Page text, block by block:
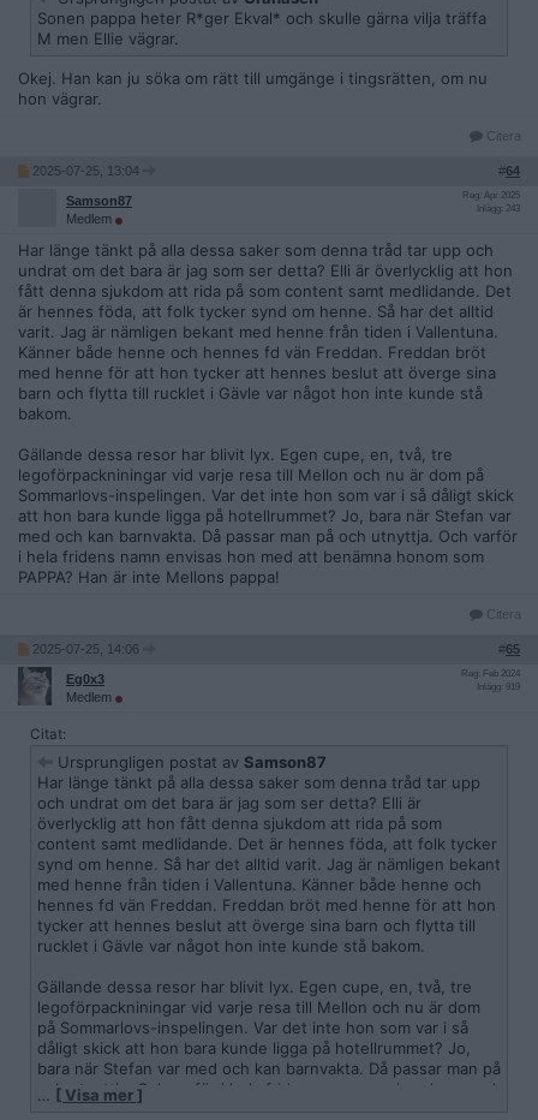
Sonen pappa heter R*ger Ekval* och skulle gärna vilja träffa
M men Ellie vägrar.
Okej. Han kan ju söka om rätt till umgänge i tingsrätten, om nu
hon vägrar.
Citera
2025-07-25, 13:04 #64
Samson87
Medlem
Reg: Apr 2025
Inlägg: 243
Har länge tänkt på alla dessa saker som denna tråd tar upp och
undrat om det bara är jag som ser detta? Elli är överlycklig att hon
fått denna sjukdom att rida på som content samt medlidande. Det
är hennes föda, att folk tycker synd om henne. Så har det alltid
varit. Jag är nämligen bekant med henne från tiden i Vallentuna.
Känner både henne och hennes fd vän Freddan. Freddan bröt
med henne för att hon tycker att hennes beslut att överge sina
barn och flytta till rucklet i Gävle var något hon inte kunde stå
bakom.
Gällande dessa resor har blivit lyx. Egen cupe, en, två, tre
legoförpackniningar vid varje resa till Mellon och nu är dom på
Sommarlovs-inspelingen. Var det inte hon som var i så dåligt skick
att hon bara kunde ligga på hotellrummet? Jo, bara när Stefan var
med och kan barnvakta. Då passar man på och utnyttja. Och varför
i hela fridens namn envisas hon med att benämna honom som
PAPPA? Han är inte Mellons pappa!
Citera
2025-07-25, 14:06 #65
Eg0x3
Medlem
Reg: Feb 2024
Inlägg: 919
Citat:
Ursprungligen postat av Samson87
Har länge tänkt på alla dessa saker som denna tråd tar upp
och undrat om det bara är jag som ser detta? Elli är
överlycklig att hon fått denna sjukdom att rida på som
content samt medlidande. Det är hennes föda, att folk tycker
synd om henne. Så har det alltid varit. Jag är nämligen bekant
med henne från tiden i Vallentuna. Känner både henne och
hennes fd vän Freddan. Freddan bröt med henne för att hon
tycker att hennes beslut att överge sina barn och flytta till
rucklet i Gävle var något hon inte kunde stå bakom.
Gällande dessa resor har blivit lyx. Egen cupe, en, två, tre
legoförpackniningar vid varje resa till Mellon och nu är dom
på Sommarlovs-inspelingen. Var det inte hon som var i så
dåligt skick att hon bara kunde ligga på hotellrummet? Jo,
bara när Stefan var med och kan barnvakta. Då passar man på
och utnyttja. Och varför i hela fridens namn envisas hon med
att benämna honom som PAPPA? Han är inte Mellons pappa!
… [ Visa mer ]